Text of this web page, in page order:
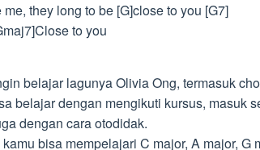
they long to be [G]close to you [G7]
to you
belajar lagunya Olivia Ong, termasuk
belajar dengan mengikuti kursus, masuk
dengan cara otodidak.
bisa mempelajari C major, A major, G